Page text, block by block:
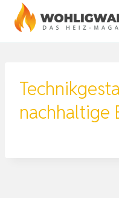
Zum
Inhalt
nachhaltige